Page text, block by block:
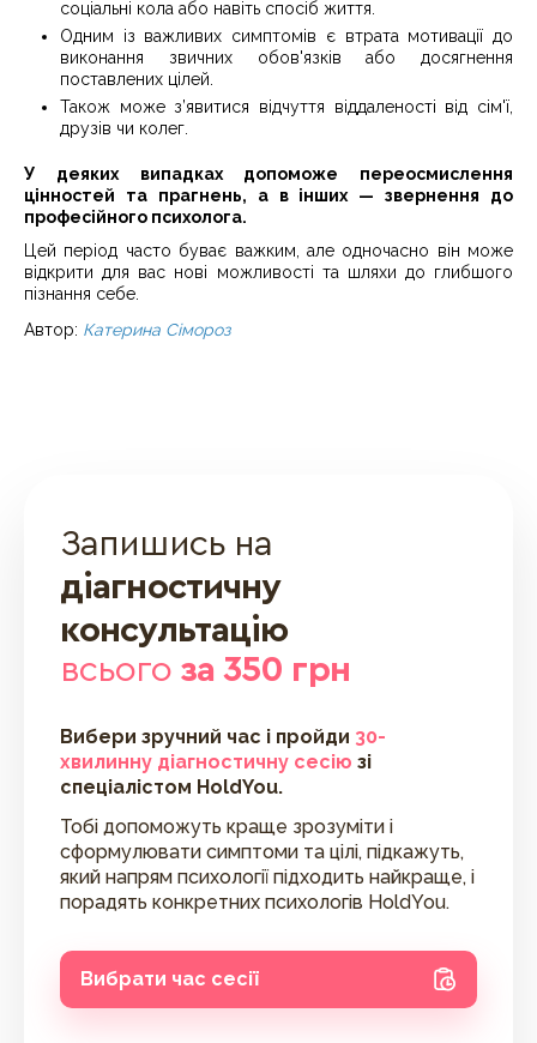
соціальні кола або навіть спосіб життя.
Одним із важливих симптомів є втрата мотивації до
виконання звичних обов'язків або досягнення
поставлених цілей.
Також може з’явитися відчуття віддаленості від сім'ї,
друзів чи колег.
У деяких випадках допоможе переосмислення
цінностей та прагнень, а в інших — звернення до
професійного психолога.
Цей період часто буває важким, але одночасно він може
відкрити для вас нові можливості та шляхи до глибшого
пізнання себе.
Автор: Катерина Сімороз
Запишись на
діагностичну
консультацію
всього за 350 грн
Вибери зручний час і пройди 30-
хвилинну діагностичну сесію зі
спеціалістом HoldYou.
Тобі допоможуть краще зрозуміти і
сформулювати симптоми та цілі, підкажуть,
який напрям психології підходить найкраще, і
порадять конкретних психологів HoldYou.
Вибрати час сесії